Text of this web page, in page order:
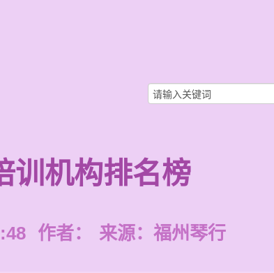
训机构排名榜
作者： 来源： 福州琴行